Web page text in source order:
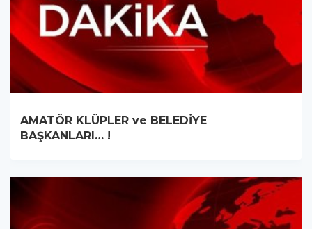
AMATÖR KLÜPLER ve BELEDİYE
BAŞKANLARI… !